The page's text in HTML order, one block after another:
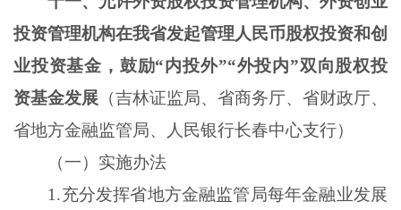
投资管理机构在我省发起管理人民币股权投资和创
业投资基金，鼓励“内投外”“外投内”双向股权投
资基金发展 （吉林证监局、省商务厅、省财政厅、
省地方金融监管局、人民银行长春中心支行）
（一）实施办法
1 .充分发挥省地方金融监管局每年金融业发展